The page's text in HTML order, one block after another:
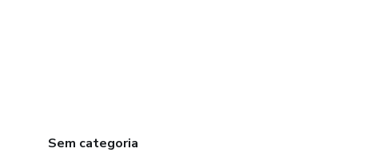
Sem categoria